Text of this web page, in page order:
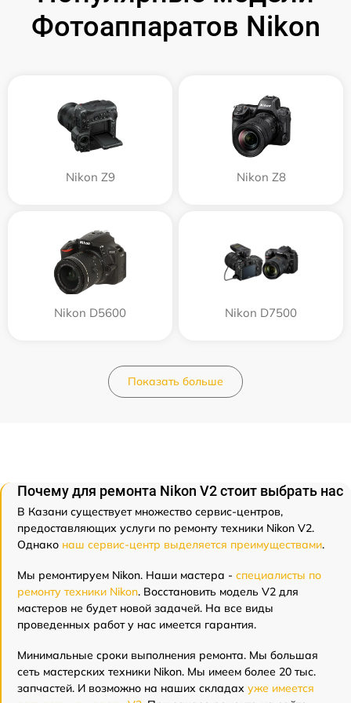
Фотоаппаратов Nikon
Nikon Z9 Nikon Z8
Nikon D5600 Nikon D7500
Показать больше
Почему для ремонта Nikon V2 стоит выбрать нас
В Казани существует множество сервис-центров,
предоставляющих услуги по ремонту техники Nikon V2.
Однако наш сервис-центр выделяется преимуществами.
Мы ремонтируем Nikon. Наши мастера - специалисты по
ремонту техники Nikon. Восстановить модель V2 для
мастеров не будет новой задачей. На все виды
проведенных работ у нас имеется гарантия.
Минимальные сроки выполнения ремонта. Мы большая
сеть мастерских техники Nikon. Мы имеем более 20 тыс.
запчастей. И возможно на наших складах уже имеется